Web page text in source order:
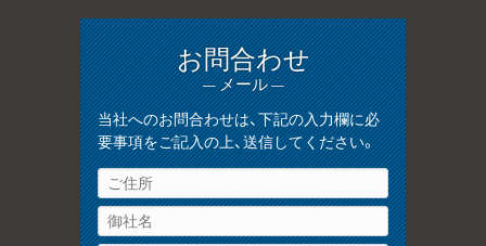
お問合わせ
— メール —
当社へのお問合わせは、下記の入力欄に必
要事項をご記入の上、送信してください。